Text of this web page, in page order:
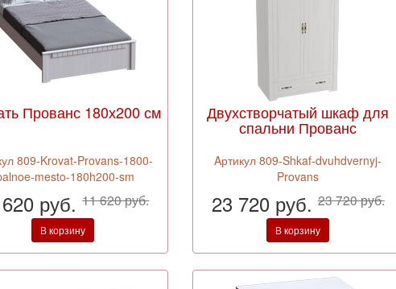
Прованс 180х200 см
809-Krovat-Provans-1800-
mesto-180h200-sm
руб.11 620 руб.
В корзину
Двухстворчатый шкаф для
спальни Прованс
Aртикул 809-Shkaf-dvuhdvernyj-
Provans
23 720 руб.23 720 руб.
В корзину